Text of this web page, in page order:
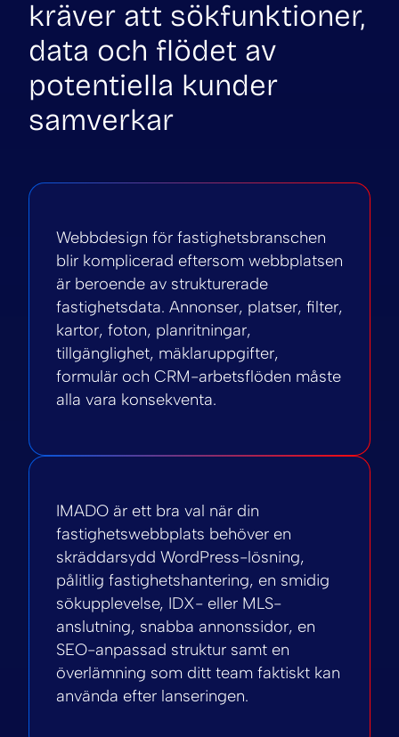
kräver att sökfunktioner,
data och flödet av
potentiella kunder
samverkar
Webbdesign för fastighetsbranschen
blir komplicerad eftersom webbplatsen
är beroende av strukturerade
fastighetsdata. Annonser, platser, filter,
kartor, foton, planritningar,
tillgänglighet, mäklaruppgifter,
formulär och CRM-arbetsflöden måste
alla vara konsekventa.
IMADO är ett bra val när din
fastighetswebbplats behöver en
skräddarsydd WordPress-lösning,
pålitlig fastighetshantering, en smidig
sökupplevelse, IDX- eller MLS-
anslutning, snabba annonssidor, en
SEO-anpassad struktur samt en
överlämning som ditt team faktiskt kan
använda efter lanseringen.